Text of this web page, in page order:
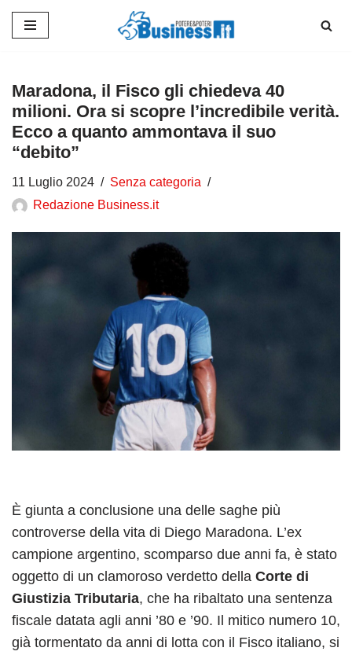
contenuto
Maradona, il Fisco gli chiedeva 40
milioni. Ora si scopre l’incredibile verità.
Ecco a quanto ammontava il suo
“debito”
11 Luglio 2024
Senza categoria
Redazione Business.it
È giunta a conclusione una delle saghe più
controverse della vita di Diego Maradona. L’ex
campione argentino, scomparso due anni fa, è stato
oggetto di un clamoroso verdetto della Corte di
Giustizia Tributaria, che ha ribaltato una sentenza
fiscale datata agli anni ’80 e ’90. Il mitico numero 10,
già tormentato da anni di lotta con il Fisco italiano, si